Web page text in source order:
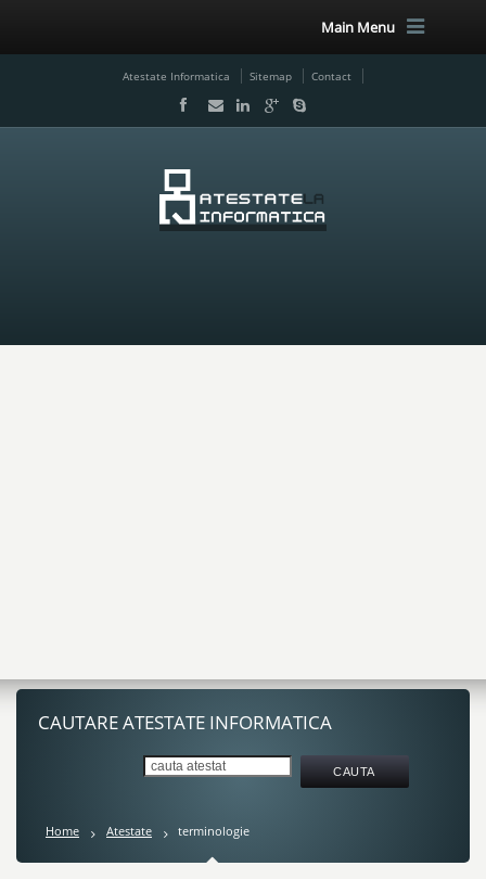
Main Menu
Atestate Informatica Sitemap Contact
CAUTARE ATESTATE INFORMATICA
Home Atestate terminologie